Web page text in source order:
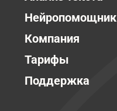
Нейропомощник
Компания
Тарифы
Поддержка